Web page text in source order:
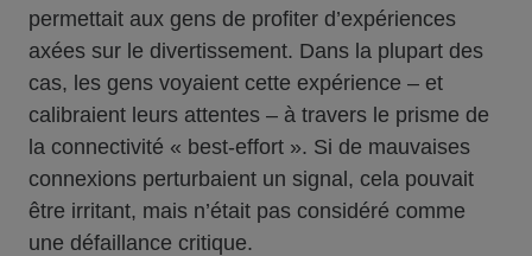
permettait aux gens de profiter d’expériences
axées sur le divertissement. Dans la plupart des
cas, les gens voyaient cette expérience – et
calibraient leurs attentes – à travers le prisme de
la connectivité « best-effort ». Si de mauvaises
connexions perturbaient un signal, cela pouvait
être irritant, mais n’était pas considéré comme
une défaillance critique.